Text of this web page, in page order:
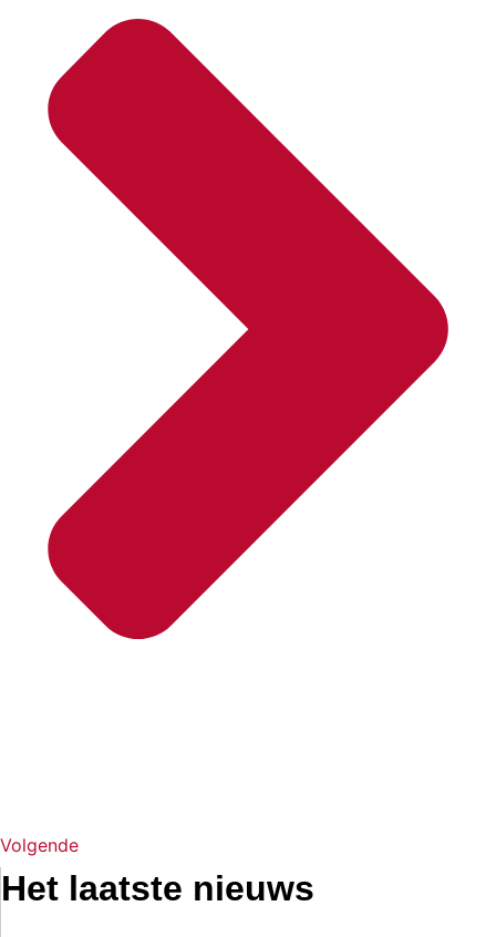
Volgende
Het laatste nieuws